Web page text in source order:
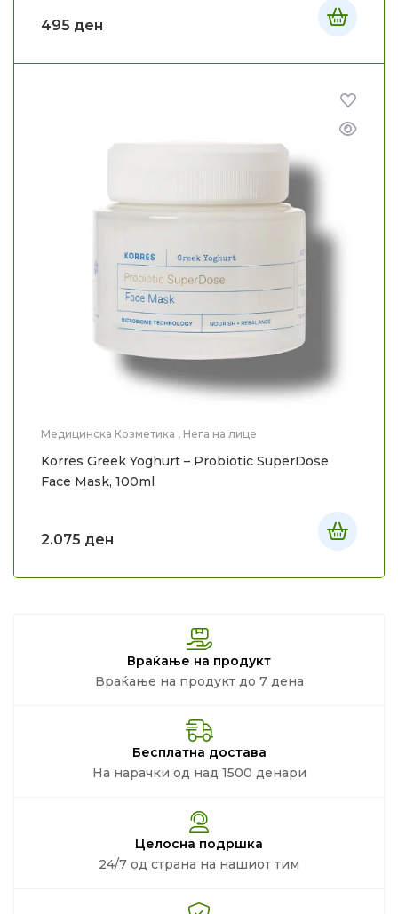
495 ден
Медицинска Козметика , Нега на лице
Korres Greek Yoghurt – Probiotic SuperDose
Face Mask, 100ml
2.075 ден
Враќање на продукт
Враќање на продукт до 7 дена
Бесплатна достава
На нарачки од над 1500 денари
Целосна подршка
24/7 од страна на нашиот тим